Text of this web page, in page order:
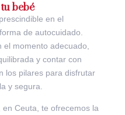
bebé
en el
de autocuidado.
momento adecuado,
y contar con
los pilares para disfrutar
y segura.
Ceuta, te ofrecemos la